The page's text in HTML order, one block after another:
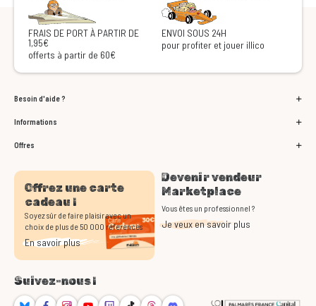
FRAIS DE PORT À PARTIR DE
1,95€
offerts à partir de 60€
ENVOI SOUS 24H
pour profiter et jouer illico
Besoin d'aide ?
Informations
Offres
Offrez une carte
cadeau !
Soyez sûr de faire plaisir avec un
choix de plus de 50 000 références
En savoir plus
Devenir vendeur
Marketplace
Vous êtes un professionnel ?
Je veux en savoir plus
Suivez-nous !
BlueskyFacebookInstagram
YoutubeTwitchTikTokThreadsDiscord